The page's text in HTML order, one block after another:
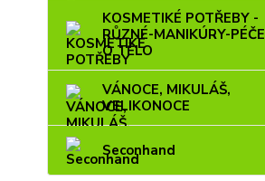
KOSMETIKÉ POTŘEBY -
RŮZNÉ-MANIKÚRY-PÉČE
O TĚLO
VÁNOCE, MIKULÁŠ,
VELIKONOCE
Seconhand